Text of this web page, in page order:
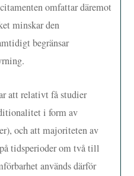
omfattar däremot
minskar den
begränsar
att relativt få studier
i form av
och att majoriteten av
tidsperioder om två till
används därför